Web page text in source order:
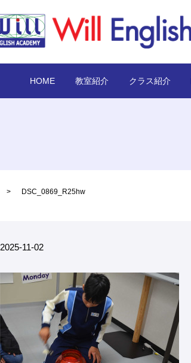
HOME 教室紹介 クラス紹介
DSC_0869_R25hw
2025-11-02